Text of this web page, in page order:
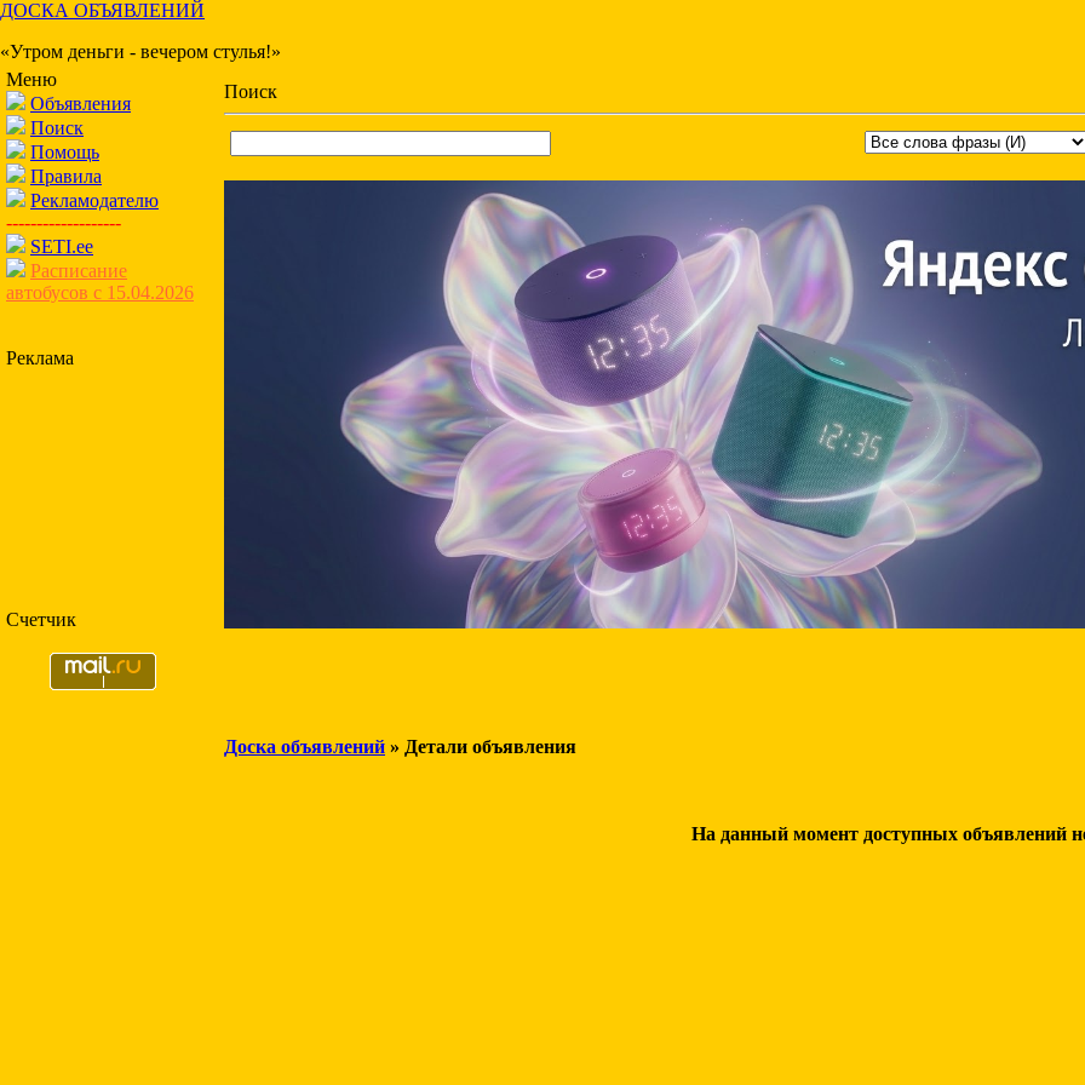
ДОСКА ОБЪЯВЛЕНИЙ
«Утром деньги - вечером стулья!»
Меню
Объявления
Поиск
Помощь
Правила
Рекламодателю
-------------------
SETI.ee
Расписание
автобусов с 15.04.2026
Реклама
Счетчик
Поиск
Доска объявлений » Детали объявления
На данный момент доступных объявлений